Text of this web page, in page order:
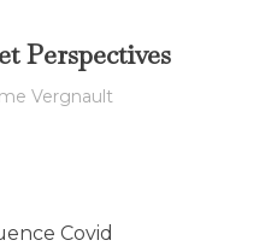
Perspectives
Vergnault